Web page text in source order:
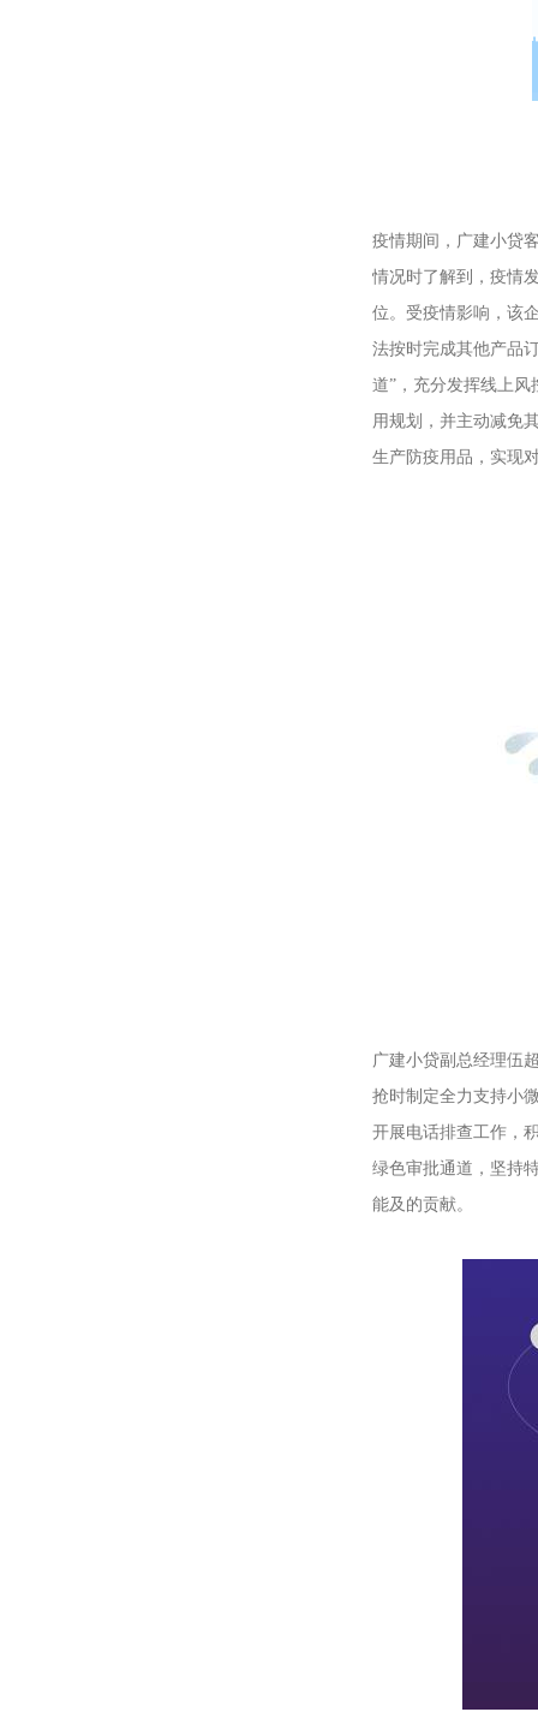
疫情期间，广建小贷
情况时了解到，疫情
位。受疫情影响，该
法按时完成其他产品
道”，充分发挥线上
用规划，并主动减免
生产防疫用品，实现
广建小贷副总经理伍
抢时制定全力支持小
开展电话排查工作，
绿色审批通道，坚持
能及的贡献。